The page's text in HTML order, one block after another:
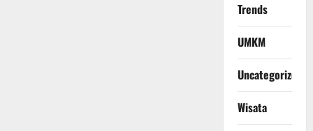
Trends
UMKM
Uncategorized
Wisata